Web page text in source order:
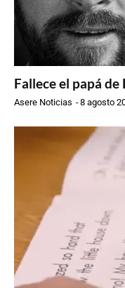
Fallece el papá de
Asere Noticias -8 agosto